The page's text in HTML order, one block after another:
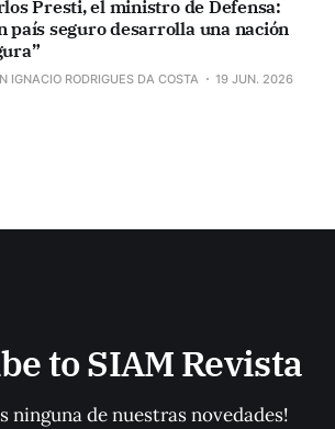
Presti, el ministro de Defensa:
país seguro desarrolla una nación
IGNACIO RODRIGUES DA COSTA 19 JUN. 2026
to SIAM Revista
ninguna de nuestras novedades!